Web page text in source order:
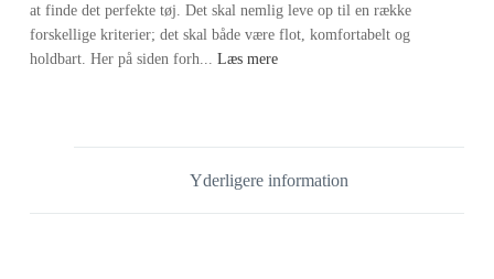
at finde det perfekte tøj. Det skal nemlig leve op til en række
forskellige kriterier; det skal både være flot, komfortabelt og
holdbart. Her på siden forh... Læs mere
Yderligere information